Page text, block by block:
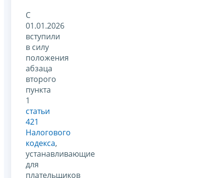
С
01.01.2026
вступили
в силу
положения
абзаца
второго
пункта
1
статьи
421
Налогового
кодекса,
устанавливающие
для
плательщиков